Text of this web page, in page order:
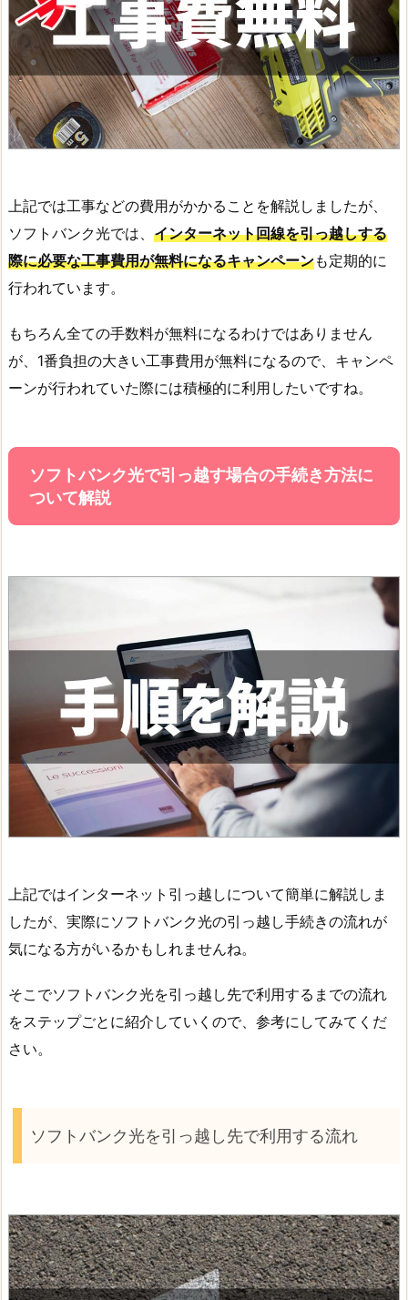
上記では工事などの費用がかかることを解説しましたが、
ソフトバンク光では、 インターネット回線を引っ越しする
際に必要な工事費用が無料になるキャンペーンも定期的に
行われています。
もちろん全ての手数料が無料になるわけではありません
が、1番負担の大きい工事費用が無料になるので、キャンペ
ーンが行われていた際には積極的に利用したいですね。
ソフトバンク光で引っ越す場合の手続き方法に
ついて解説
上記ではインターネット引っ越しについて簡単に解説しま
したが、実際にソフトバンク光の引っ越し手続きの流れが
気になる方がいるかもしれませんね。
そこでソフトバンク光を引っ越し先で利用するまでの流れ
をステップごとに紹介していくので、参考にしてみてくだ
さい。
ソフトバンク光を引っ越し先で利用する流れ